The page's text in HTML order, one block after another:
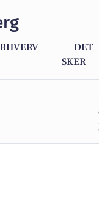
DET
SKER